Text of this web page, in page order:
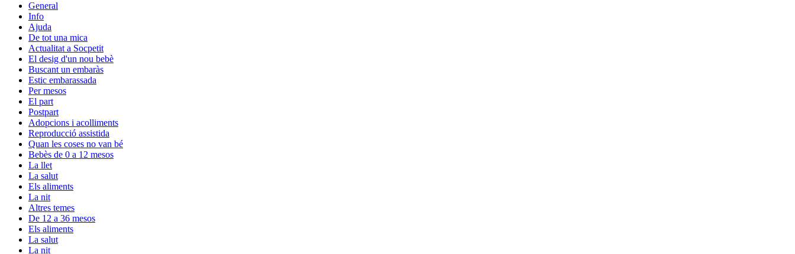
General
Info
Ajuda
De tot una mica
Actualitat a Socpetit
El desig d'un nou bebè
Buscant un embaràs
Estic embarassada
Per mesos
El part
Postpart
Adopcions i acolliments
Reproducció assistida
Quan les coses no van bé
Bebès de 0 a 12 mesos
La llet
La salut
Els aliments
La nit
Altres temes
De 12 a 36 mesos
Els aliments
La salut
La nit